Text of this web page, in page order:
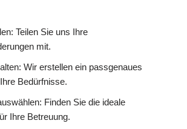
Teilen Sie uns Ihre
mit.
Wir erstellen ein passgenaues
Bedürfnisse.
Finden Sie die ideale
Ihre Betreuung.